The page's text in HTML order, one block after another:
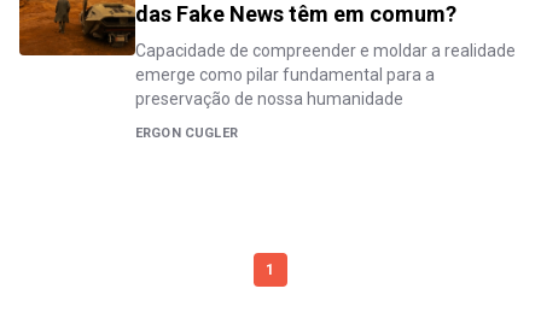
das Fake News têm em comum?
Capacidade de compreender e moldar a realidade
emerge como pilar fundamental para a
preservação de nossa humanidade
ERGON CUGLER
1